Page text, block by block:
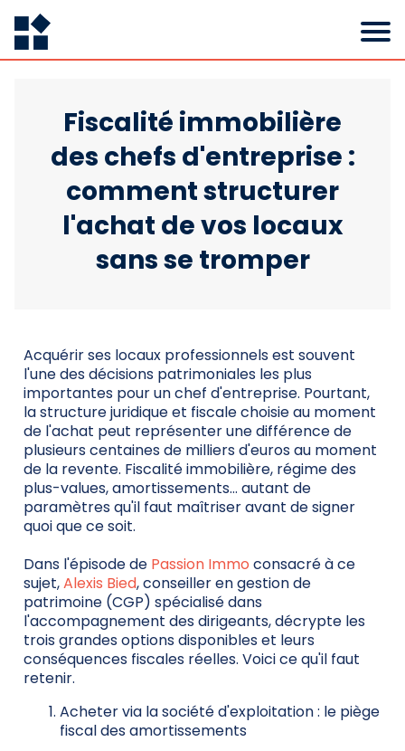
Fiscalité immobilière
des chefs d'entreprise :
comment structurer
l'achat de vos locaux
sans se tromper
Acquérir ses locaux professionnels est souvent
l'une des décisions patrimoniales les plus
importantes pour un chef d'entreprise. Pourtant,
la structure juridique et fiscale choisie au moment
de l'achat peut représenter une différence de
plusieurs centaines de milliers d'euros au moment
de la revente. Fiscalité immobilière, régime des
plus-values, amortissements… autant de
paramètres qu'il faut maîtriser avant de signer
quoi que ce soit.
Dans l'épisode de Passion Immo consacré à ce
sujet,Alexis Bied, conseiller en gestion de
patrimoine (CGP) spécialisé dans
l'accompagnement des dirigeants, décrypte les
trois grandes options disponibles et leurs
conséquences fiscales réelles. Voici ce qu'il faut
retenir.
Acheter via la société d'exploitation : le piège
fiscal des amortissements